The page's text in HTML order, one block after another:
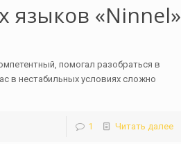
языков «Ninnel»
помогал разобраться в
в нестабильных условиях сложно
1 Читать далее